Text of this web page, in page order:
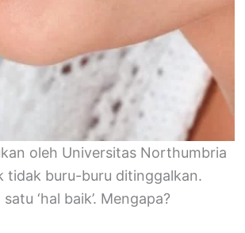
oleh Universitas Northumbria
tidak buru-buru ditinggalkan.
‘hal baik’. Mengapa?